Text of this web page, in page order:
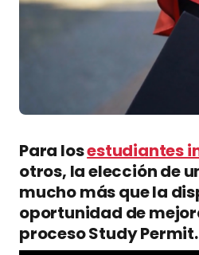
Para losestudiantes
otros, la elección de
mucho más que la
oportunidad de
proceso Study Permit.